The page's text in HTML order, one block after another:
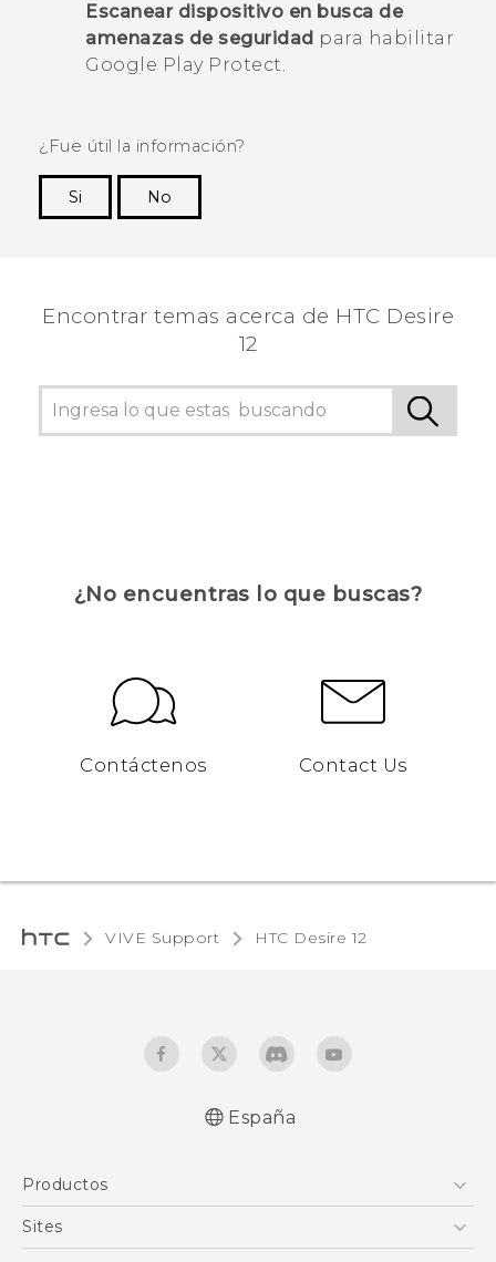
Escanear dispositivo en busca de
amenazas de seguridad para habilitar
Google Play Protect.
¿Fue útil la información?
Si
No
Encontrar temas acerca de HTC Desire
12
¿No encuentras lo que buscas?
Contáctenos Contact Us
VIVE Support HTC Desire 12‎
seguridad
España
Productos
Smartphones
Sites